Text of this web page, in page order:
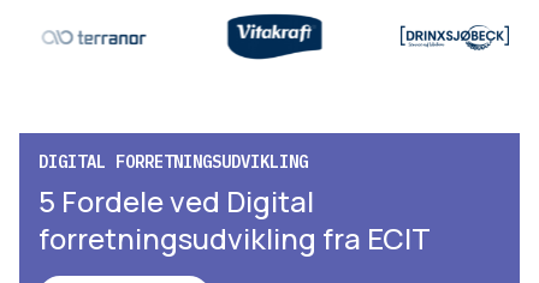
DIGITAL FORRETNINGSUDVIKLING
5 Fordele ved Digital
forretningsudvikling fra ECIT